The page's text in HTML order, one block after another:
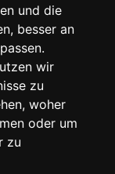
und die
besser an
wir
zu
woher
oder um
zu